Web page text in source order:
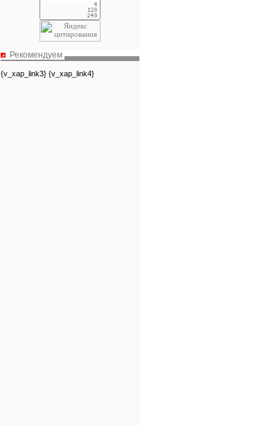
Рекомендуем
{v_xap_link3} {v_xap_link4}